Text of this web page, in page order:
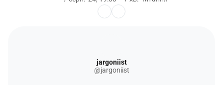
jargoniist
@jargoniist